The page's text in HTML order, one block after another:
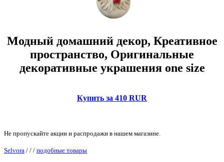
Модный домашний декор, Креативное
пространство, Оригинальные
декоративные украшения one size
Купить за 410 RUR
Не пропускайте акции и распродажи в нашем магазине.
Selvora / / / подобные товары